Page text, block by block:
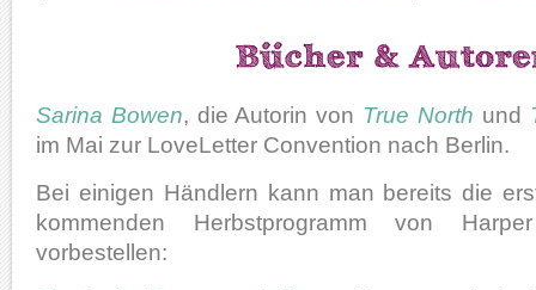
Sarina Bowen, die Autorin von True North und
im Mai zur LoveLetter Convention nach Berlin.
Bei einigen Händlern kann man bereits die
kommenden Herbstprogramm von
vorbestellen: